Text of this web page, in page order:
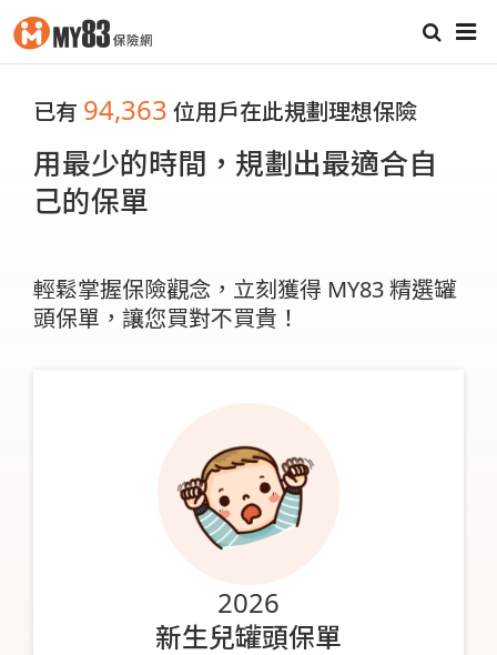
已有 94,363 位用戶在此規劃理想保險
用最少的時間，規劃出最適合自
己的保單
輕鬆掌握保險觀念，立刻獲得 MY83 精選罐
頭保單，讓您買對不買貴！
2026
新生兒罐頭保單